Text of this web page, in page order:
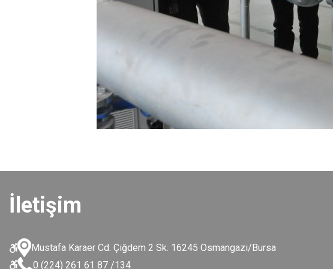
İletişim
Mustafa Karaer Cd. Çiğdem 2 Sk. 16245 Osmangazi/Bursa
0 (224) 261 61 87 /134